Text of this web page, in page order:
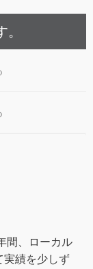
間、ローカル
実績を少しず